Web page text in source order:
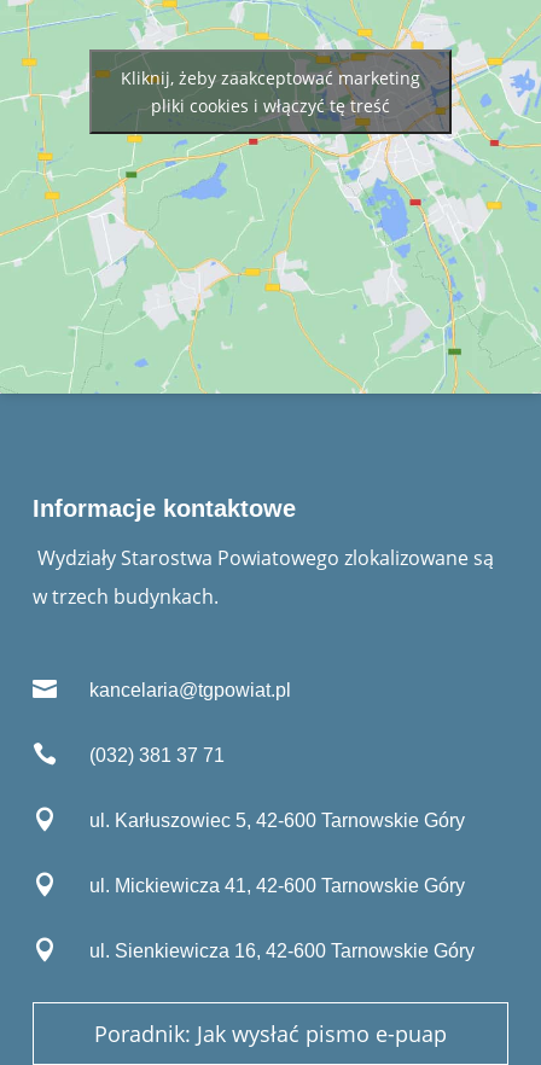
Kliknij, żeby zaakceptować marketing
pliki cookies i włączyć tę treść
Informacje kontaktowe
Wydziały Starostwa Powiatowego zlokalizowane są
w trzech budynkach.
 kancelaria@tgpowiat.pl
 (032) 381 37 71
 ul. Karłuszowiec 5, 42-600 Tarnowskie Góry
 ul. Mickiewicza 41, 42-600 Tarnowskie Góry
 ul. Sienkiewicza 16, 42-600 Tarnowskie Góry
Poradnik: Jak wysłać pismo e-puap